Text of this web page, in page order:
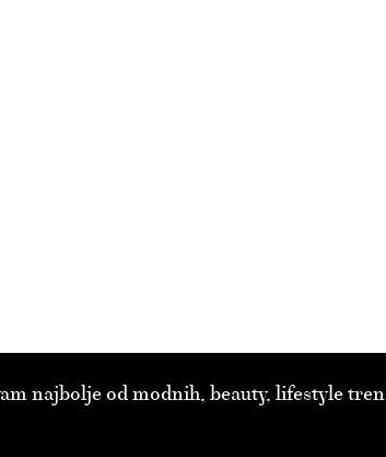
najbolje od modnih, beauty, lifestyle